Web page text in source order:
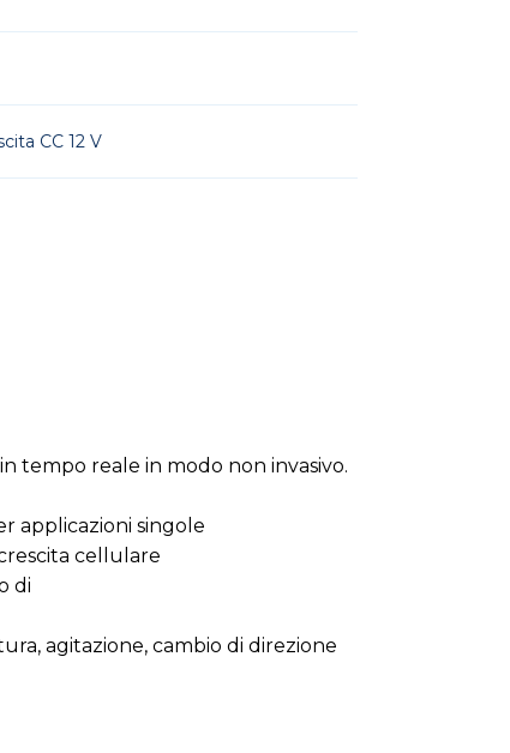
CC 12 V
tempo reale in modo non invasivo.
applicazioni singole
cellulare
di
agitazione, cambio di direzione